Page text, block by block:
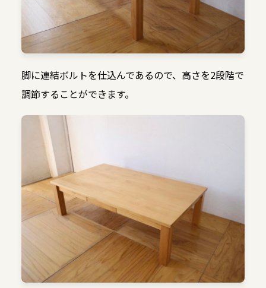
脚に連結ボルトを仕込んであるので、高さを2段階で
調節することができます。